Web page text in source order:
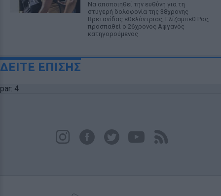
Να αποποιηθεί την ευθύνη για τη
στυγερή δολοφονία της 38χρονης
Βρετανίδας εθελόντριας, Ελίζαμπεθ Ρος,
προσπαθεί ο 26χρονος Αφγανός
κατηγορούμενος
ΔΕΙΤΕ ΕΠΙΣΗΣ
par: 4